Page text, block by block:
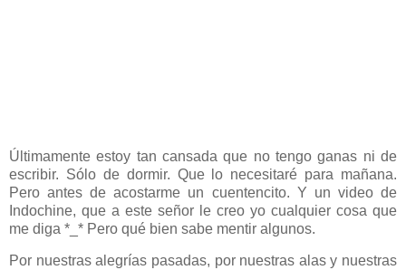
Últimamente estoy tan cansada que no tengo ganas ni de
escribir. Sólo de dormir. Que lo necesitaré para mañana.
Pero antes de acostarme un cuentencito. Y un video de
Indochine, que a este señor le creo yo cualquier cosa que
me diga *_* Pero qué bien sabe mentir algunos.
Por nuestras alegrías pasadas, por nuestras alas y nuestras